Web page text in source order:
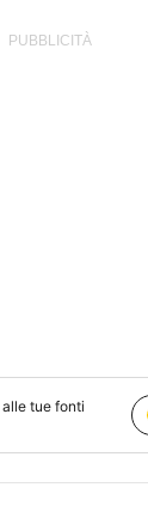
alle tue fonti